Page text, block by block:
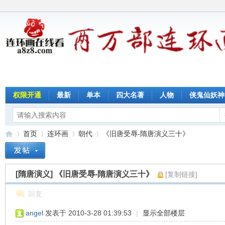
权限开通 最新 单本 四大名著 人物 侠鬼仙妖神
»
首页
›
连环画
›
朝代
›
《旧唐受辱-隋唐演义三十》
[隋唐演义] 《旧唐受辱-隋唐演义三十》 [复制链接]
回复
angel 发表于 2010-3-28 01:39:53 | 显示全部楼层